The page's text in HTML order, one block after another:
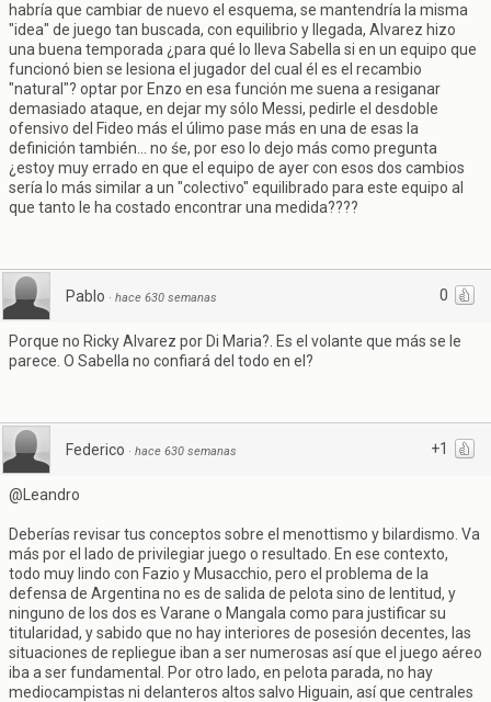
habría que cambiar de nuevo el esquema, se mantendría la misma
"idea" de juego tan buscada, con equilibrio y llegada, Alvarez hizo
una buena temporada ¿para qué lo lleva Sabella si en un equipo que
funcionó bien se lesiona el jugador del cual él es el recambio
"natural"? optar por Enzo en esa función me suena a resiganar
demasiado ataque, en dejar my sólo Messi, pedirle el desdoble
ofensivo del Fideo más el úlimo pase más en una de esas la
definición también... no śe, por eso lo dejo más como pregunta
¿estoy muy errado en que el equipo de ayer con esos dos cambios
sería lo más similar a un "colectivo" equilibrado para este equipo al
que tanto le ha costado encontrar una medida????
0
Pablo · hace 630 semanas
Porque no Ricky Alvarez por Di Maria?. Es el volante que más se le
parece. O Sabella no confiará del todo en el?
+1
Federico · hace 630 semanas
@Leandro
Deberías revisar tus conceptos sobre el menottismo y bilardismo. Va
más por el lado de privilegiar juego o resultado. En ese contexto,
todo muy lindo con Fazio y Musacchio, pero el problema de la
defensa de Argentina no es de salida de pelota sino de lentitud, y
ninguno de los dos es Varane o Mangala como para justificar su
titularidad, y sabido que no hay interiores de posesión decentes, las
situaciones de repliegue iban a ser numerosas así que el juego aéreo
iba a ser fundamental. Por otro lado, en pelota parada, no hay
mediocampistas ni delanteros altos salvo Higuain, así que centrales